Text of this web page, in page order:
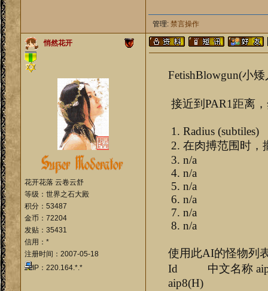
管理: 禁言操作
悄然花开
花开花落 云卷云舒
等级：世界之石大殿
积分：53487
金币：72204
发贴：35431
信用：*
注册时间：2007-05-18
IP：220.164.*.*
FetishBlowgun(小
接近到PAR1距离
1. Radius (subtiles)
2. 在肉搏范围时，
3. n/a
4. n/a
5. n/a
6. n/a
7. n/a
8. n/a
使用此AI的怪物列
Id 中文名称
aip8(H)